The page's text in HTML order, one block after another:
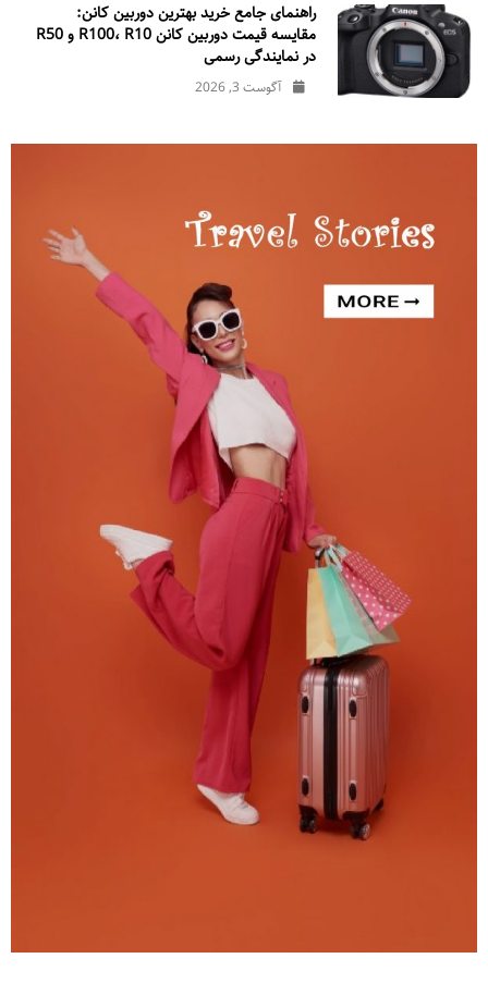
راهنمای جامع خرید بهترین دوربین کانن:
مقایسه قیمت دوربین کانن R100، R10 و R50
در نمایندگی رسمی
آگوست 3, 2026